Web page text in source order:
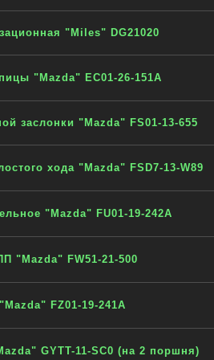
"Miles" DG21020
"Mazda" EC01-26-151A
заслонки "Mazda" FS01-13-655
хода "Mazda" FSD7-13-W89
"Mazda" FU01-19-242A
"Mazda" FW51-21-500
FZ01-19-241A
GYTT-11-SC0 (на 2 поршня)